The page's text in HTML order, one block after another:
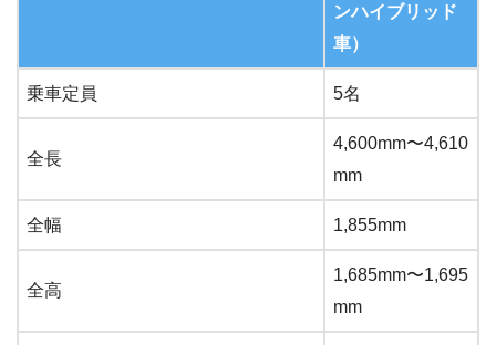
ンハイブリッド
車）
乗車定員 5名
全長
4,600mm〜4,610
mm
全幅 1,855mm
全高
1,685mm〜1,695
mm